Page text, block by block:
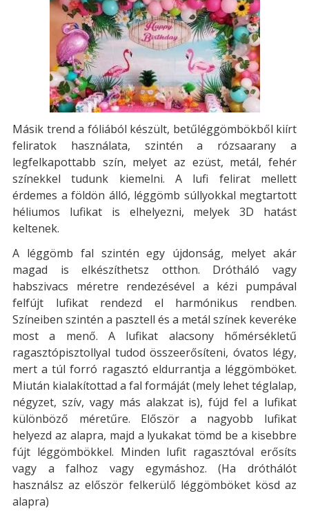
Másik trend a fóliából készült, betűléggömbökből kiírt
feliratok használata, szintén a rózsaarany a
legfelkapottabb szín, melyet az ezüst, metál, fehér
színekkel tudunk kiemelni. A lufi felirat mellett
érdemes a földön álló, léggömb súllyokkal megtartott
héliumos lufikat is elhelyezni, melyek 3D hatást
keltenek.
A léggömb fal szintén egy újdonság, melyet akár
magad is elkészíthetsz otthon. Drótháló vagy
habszivacs méretre rendezésével a kézi pumpával
felfújt lufikat rendezd el harmónikus rendben.
Színeiben szintén a pasztell és a metál színek keveréke
most a menő. A lufikat alacsony hőmérsékletű
ragasztópisztollyal tudod összeerősíteni, óvatos légy,
mert a túl forró ragasztó eldurrantja a léggömböket.
Miután kialakítottad a fal formáját (mely lehet téglalap,
négyzet, szív, vagy más alakzat is), fújd fel a lufikat
különböző méretűre. Először a nagyobb lufikat
helyezd az alapra, majd a lyukakat tömd be a kisebbre
fújt léggömbökkel. Minden lufit ragasztóval erősíts
vagy a falhoz vagy egymáshoz. (Ha dróthálót
használsz az először felkerülő léggömböket kösd az
alapra)